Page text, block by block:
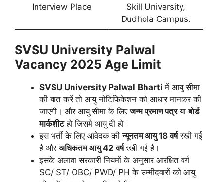
Interview Place
Skill University,
Dudhola Campus.
SVSU University Palwal
Vacancy 2025 Age Limit
SVSU University Palwal Bharti में आयु सीमा
की बात करें तो आयु नोटिफिकेशन को आधार मानकर की
जाएगी। और आयु सीमा के लिएजन्म प्रमाण पत्रयाबोर्ड
मार्कशीटहो जिसमे आयु दी हो।
इस भर्ती के लिए आवेदक कीन्यूनतम आयु 18 वर्षरखी गई
है और अधिकतम आयु 42 वर्षरखी गई है।
इसके अलावा सरकारी नियमों के अनुसार आरक्षित वर्ग
SC/ ST/ OBC/ PWD/ PH के उम्मीदवारों को आयु